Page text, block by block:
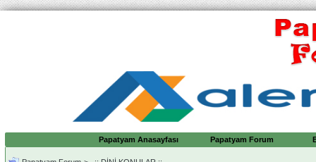
Papatyam Anasayfası Papatyam Forum